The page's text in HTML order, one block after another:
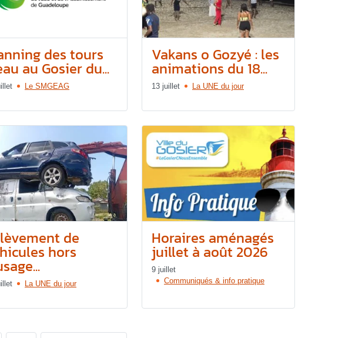
des tours
au Gosier du...
Le SMGEAG
Vakans o Gozyé : les
animations du 18...
13 juillet La UNE du jour
de
hors
La UNE du jour
Horaires aménagés
juillet à août 2026
9 juillet
Communiqués & info pratique